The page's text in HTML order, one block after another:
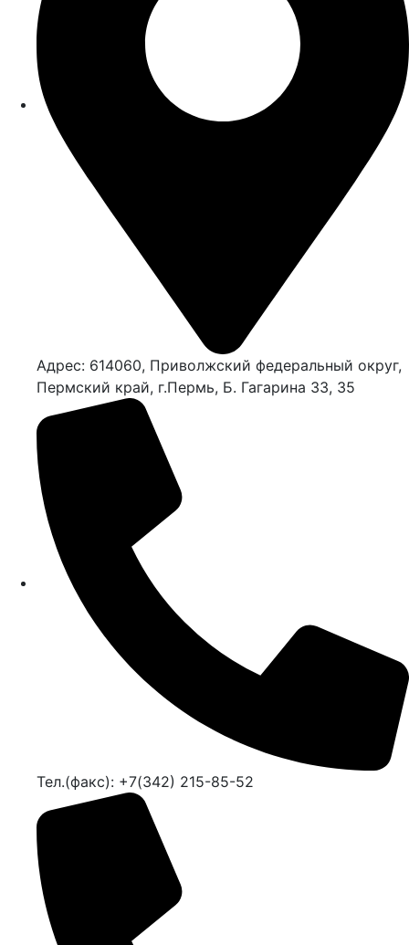
Адрес: 614060, Приволжский федеральный округ,
Пермский край, г.Пермь, Б. Гагарина 33, 35
Тел.(факс): +7(342) 215-85-52